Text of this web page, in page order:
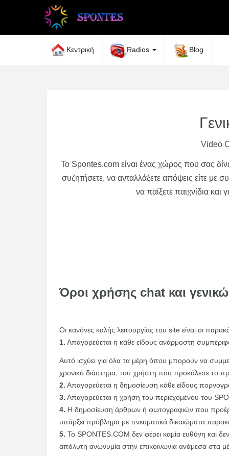
Κεντρική Radios Blog
Video
Το Spontes.com είναι ένας χώρος που σας
συζητήσετε, να ανταλλάξετε απόψεις είτε με
να παίξετε παιχνίδια
Όροι χρήσης chat και
Οι κανόνες καλής λειτουργίας του site είναι οι
1. Απαγορεύεται η κάθε είδους ανάρμοστη
Αυτό ισχύει για όλα τα μέρη όπου μπορούν να
χρονικό διάστημα, του χρήστη που προκάλεσε το
2. Απαγορεύεται η δημοσίευση κάθε είδους
3. Απαγορεύεται η χρήση του περιεχομένου του
4. Η δημοσίευση άρθρων ή φωτογραφιών που
υπάρξει πρόβλημα με πνευματικά δικαιώματα
5. Το SPONTES.COM δεν φέρει καμία ευθύνη και
απόλυτη ανωνυμία στην επικοινωνία ανάμεσα στα